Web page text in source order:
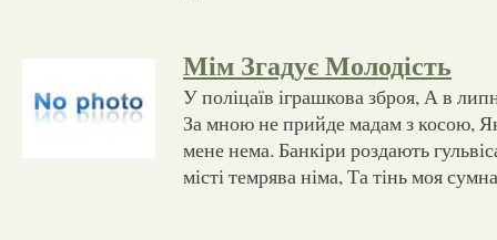
Мім Згадує Молодість
У поліцаїв іграшкова зброя, А в
За мною не прийде мадам з косою,
мене нема. Банкіри роздають
місті темрява німа, Та тінь моя